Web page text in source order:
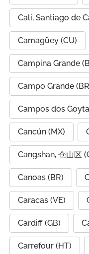
Cali, Santiago de
Camagüey (CU)
Campina Grande
Campo Grande
Campos dos
Cancún (MX)
Cangshan, 仓山区
Canoas (BR)
Caracas (VE)
Cardiff (GB)
Carrefour (HT)